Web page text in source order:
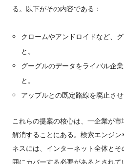
る。以下がその内容である：
クロームやアンドロイドなど、
と。
グーグルのデータをライバル企
と。
アップルとの既定路線を廃止させ
これらの提案の核心は、一企業が
解消することにある。検索エンジ
ネスには、インターネット全体と
囲にカバーする必要があるとされ